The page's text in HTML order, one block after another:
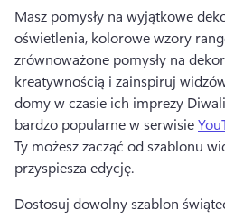
Masz pomysły na wyjątkowe
oświetlenia, kolorowe wzory
zrównoważone pomysły na
kreatywnością i zainspiruj
domy w czasie ich imprezy
bardzo popularne w serwisie
Ty możesz zacząć od szablonu
przyspiesza edycję.
Dostosuj dowolny szablon